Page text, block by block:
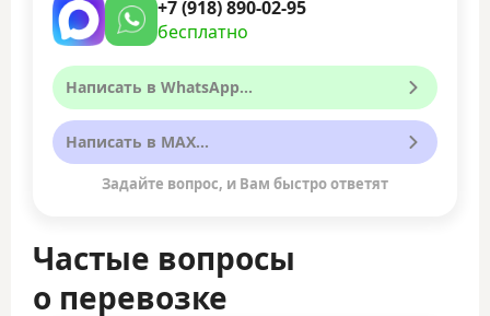
Частые вопросы
о перевозке
+7 (918) 890-02-95
бесплатно
Написать в WhatsApp...
Написать в MAX...
Задайте вопрос, и Вам быстро ответят